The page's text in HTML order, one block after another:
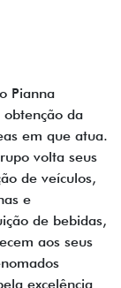
Pianna
obtenção da
em que atua.
volta seus
de veículos,
e
de bebidas,
aos seus
excelência